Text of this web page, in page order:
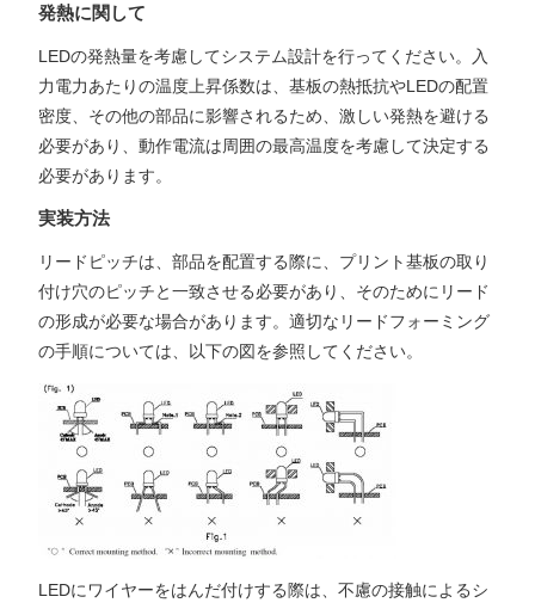
発熱に関して
LEDの発熱量を考慮してシステム設計を行ってください。入
力電力あたりの温度上昇係数は、基板の熱抵抗やLEDの配置
密度、その他の部品に影響されるため、激しい発熱を避ける
必要があり、動作電流は周囲の最高温度を考慮して決定する
必要があります。
実装方法
リードピッチは、部品を配置する際に、プリント基板の取り
付け穴のピッチと一致させる必要があり、そのためにリード
の形成が必要な場合があります。適切なリードフォーミング
の手順については、以下の図を参照してください。
LEDにワイヤーをはんだ付けする際は、不慮の接触によるシ